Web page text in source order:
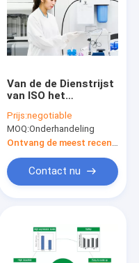
Van de de Dienstrijst
van ISO het
Eiwitplatform van de
het Endosperm
Specifieke
Uitdrukking
Prijs:negotiable
MOQ:Onderhandeling
Contact nu